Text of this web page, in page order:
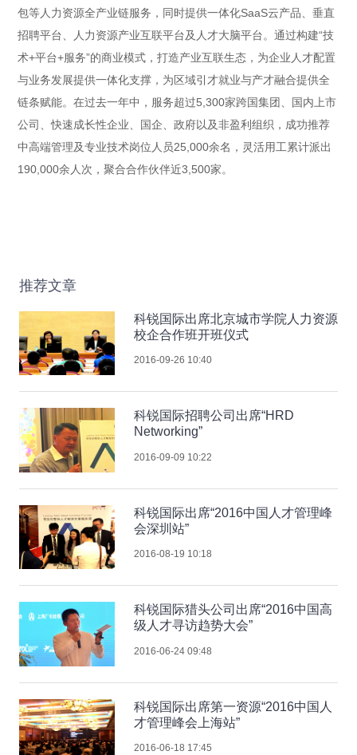
包等人力资源全产业链服务，同时提供一体化SaaS云产品、垂直
招聘平台、人力资源产业互联平台及人才大脑平台。通过构建“技
术+平台+服务”的商业模式，打造产业互联生态，为企业人才配置
与业务发展提供一体化支撑，为区域引才就业与产才融合提供全
链条赋能。在过去一年中，服务超过5,300家跨国集团、国内上市
公司、快速成长性企业、国企、政府以及非盈利组织，成功推荐
中高端管理及专业技术岗位人员25,000余名，灵活用工累计派出
190,000余人次，聚合合作伙伴近3,500家。
推荐文章
科锐国际出席北京城市学院人力资源
校企合作班开班仪式
2016-09-26 10:40
科锐国际招聘公司出席“HRD
Networking”
2016-09-09 10:22
科锐国际出席“2016中国人才管理峰
会深圳站”
2016-08-19 10:18
科锐国际猎头公司出席“2016中国高
级人才寻访趋势大会”
2016-06-24 09:48
科锐国际出席第一资源“2016中国人
才管理峰会上海站”
2016-06-18 17:45